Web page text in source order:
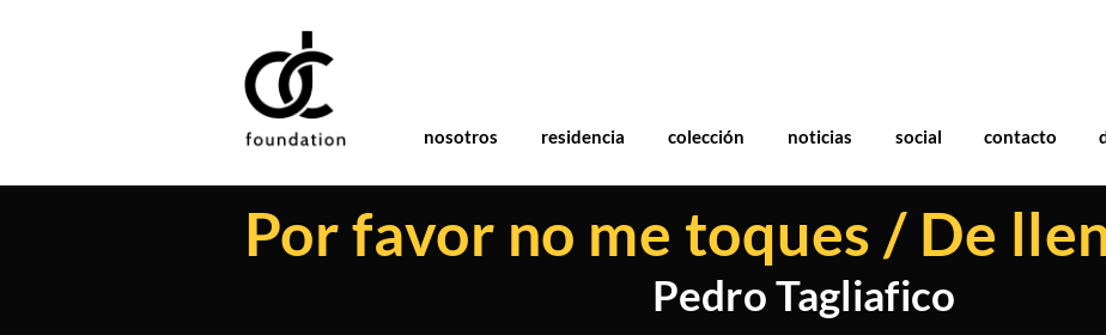
nosotros residencia colección noticias social contacto
Por favor no me toques / De
Pedro Tagliafico